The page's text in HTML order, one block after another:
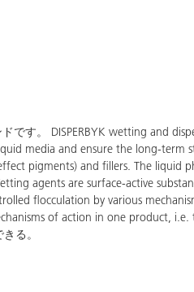
です。 DISPERBYK wetting and
media and ensure the long-term
pigments) and fillers. The liquid
agents are surface-active
flocculation by various
of action in one product,
る。